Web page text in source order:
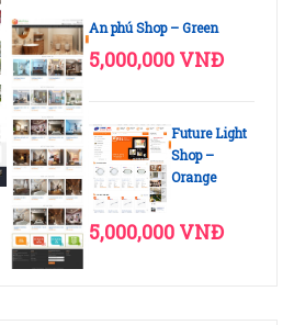
An phú Shop – Green
5,000,000 VNĐ
Future Light
Shop –
Orange
5,000,000 VNĐ